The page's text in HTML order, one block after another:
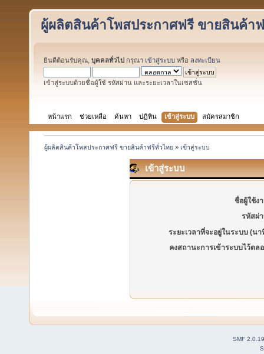
ผู้ผลิตสินค้าโพสประกาศฟรี ขายสินค้า
ยินดีต้อนรับคุณ, บุคคลทั่วไป กรุณา เข้าสู่ระบบ หรือ ลงทะเบียน
เข้าสู่ระบบด้วยชื่อผู้ใช้ รหัสผ่าน และระยะเวลาในเซสชั่น
หน้าแรก ช่วยเหลือ ค้นหา ปฏิทิน เข้าสู่ระบบ สมัครสมาชิก
ผู้ผลิตสินค้าโพสประกาศฟรี ขายสินค้าฟรีทั่วไทย »เข้าสู่ระบบ
เข้าสู่ระบบ
ชื่อผู้ใช้ง
รหัสผ่
ระยะเวลาที่จะอยู่ในระบบ (นา
คงสถานะการเข้าระบบไว้ตล
SMF 2.0.19